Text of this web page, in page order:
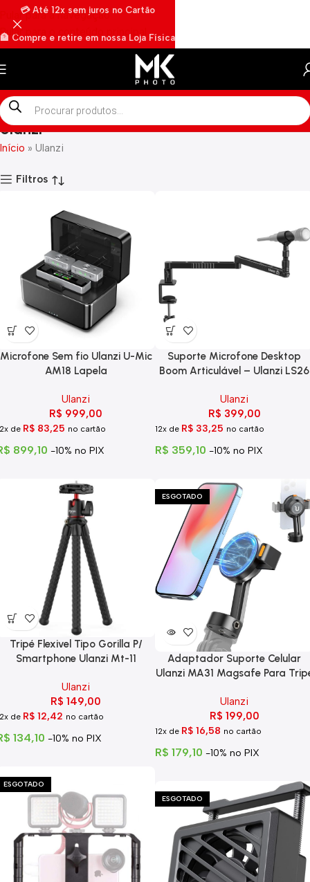
Pular para a navegação
Pular para o conteúdo principal
Ulanzi
Início » Ulanzi
Filtros
Microfone Sem fio Ulanzi U-Mic
AM18 Lapela
Ulanzi
R$ 999,00
de R$ 83,25 no cartão
899,10 -10% no PIX
Suporte Microfone Desktop
Boom Articulável – Ulanzi LS26
Ulanzi
R$ 399,00
12x de R$ 33,25 no cartão
R$ 359,10 -10% no PIX
Tripé Flexivel Tipo Gorilla P/
Smartphone Ulanzi Mt-11
Ulanzi
R$ 149,00
de R$ 12,42 no cartão
134,10 -10% no PIX
ESGOTADO
Adaptador Suporte Celular
Ulanzi MA31 Magsafe Para
Ulanzi
R$ 199,00
12x de R$ 16,58 no cartão
R$ 179,10 -10% no PIX
ESGOTADO
ESGOTADO
💳 Até 12x sem juros no Cartão
🏦 Compre e retire em nossa Loja Física
🏍️ Envios rápidos por Motoboy